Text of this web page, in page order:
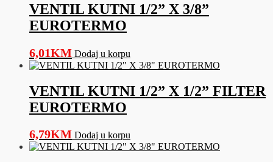
VENTIL KUTNI 1/2” X 3/8”
EUROTERMO
6,01KM Dodaj u korpu
VENTIL KUTNI 1/2” X 1/2” FILTER
EUROTERMO
6,79KM Dodaj u korpu